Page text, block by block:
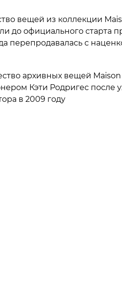
вещей из коллекции
до официального старта
перепродавалась с
архивных вещей
Кэти Родригес после
в 2009 году